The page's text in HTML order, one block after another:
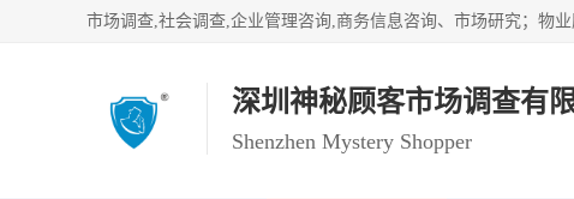
深圳神秘顾客市场调查有
Shenzhen Mystery Shopper